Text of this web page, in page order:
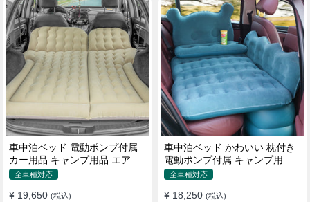
車中泊ベッド 電動ポンプ付属
カー用品 キャンプ用品 エアー
ベッド SUV車 普通車適用
全車種対応
¥ 19,650 (税込)
車中泊ベッド かわいい 枕付き
電動ポンプ付属 キャンプ用品
全車種対応
¥ 18,250 (税込)